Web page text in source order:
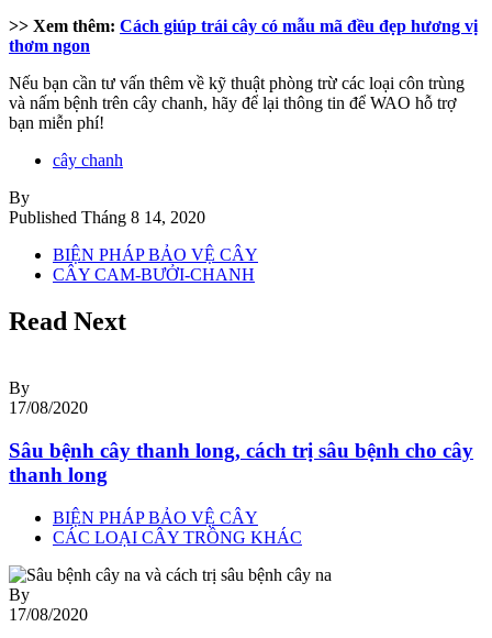
>> Xem thêm: Cách giúp trái cây có mẫu mã đều đẹp hương vị
thơm ngon
Nếu bạn cần tư vấn thêm về kỹ thuật phòng trừ các loại côn trùng
và nấm bệnh trên cây chanh, hãy để lại thông tin để WAO hỗ trợ
bạn miễn phí!
cây chanh
By
Published Tháng 8 14, 2020
BIỆN PHÁP BẢO VỆ CÂY
CÂY CAM-BƯỞI-CHANH
Read Next
By
17/08/2020
Sâu bệnh cây thanh long, cách trị sâu bệnh cho cây
thanh long
BIỆN PHÁP BẢO VỆ CÂY
CÁC LOẠI CÂY TRỒNG KHÁC
By
17/08/2020